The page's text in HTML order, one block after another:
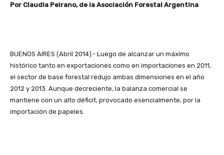
Por Claudia Peirano, de la Asociación Forestal Argentina
BUENOS AIRES (Abril 2014).- Luego de alcanzar un máximo
histórico tanto en exportaciones como en importaciones en 2011,
el sector de base forestal redujo ambas dimensiones en el año
2012 y 2013. Aunque decreciente, la balanza comercial se
mantiene con un alto déficit, provocado esencialmente, por la
importación de papeles.